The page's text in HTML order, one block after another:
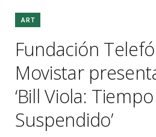
ART
Fundación
Movistar
‘Bill Viola: Tiempo
Suspendido’